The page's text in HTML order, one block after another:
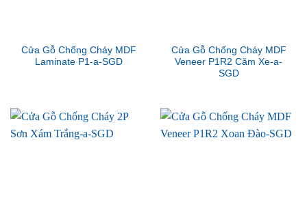
Cửa Gỗ Chống Cháy MDF
Laminate P1-a-SGD
Cửa Gỗ Chống Cháy MDF
Veneer P1R2 Căm Xe-a-
SGD